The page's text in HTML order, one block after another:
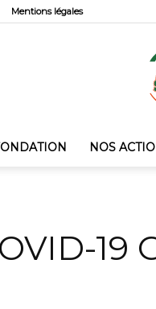
Mentions légales
NOS
19